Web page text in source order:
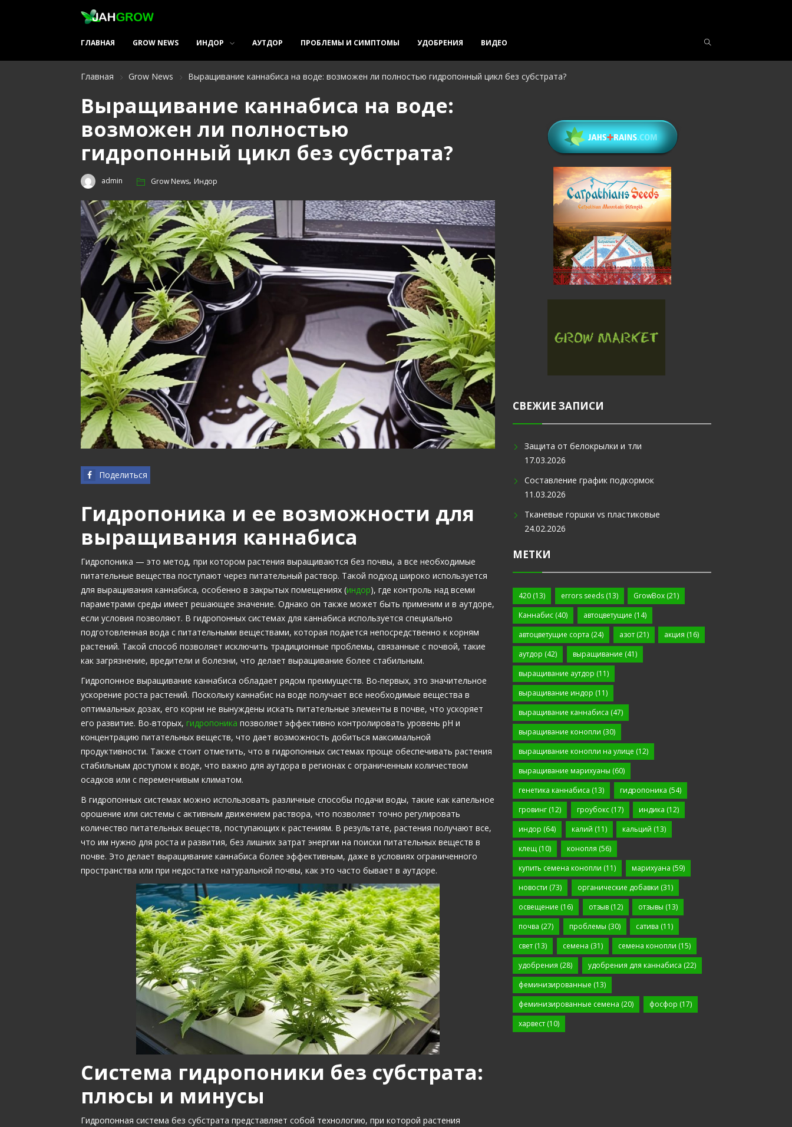
ГЛАВНАЯ GROW NEWS ИНДОР АУТДОР ПРОБЛЕМЫ И СИМПТОМЫ УДОБРЕНИЯ ВИДЕО
Главная Grow News Выращивание каннабиса на воде: возможен ли полностью гидропонный цикл без субстрата?
Выращивание каннабиса на воде:
возможен ли полностью
гидропонный цикл без субстрата?
admin Grow News, Индор
Поделиться
Гидропоника и ее возможности для
выращивания каннабиса
Гидропоника — это метод, при котором растения выращиваются без почвы, а все необходимые
питательные вещества поступают через питательный раствор. Такой подход широко используется
для выращивания каннабиса, особенно в закрытых помещениях (индор), где контроль над всеми
параметрами среды имеет решающее значение. Однако он также может быть применим и в аутдоре,
если условия позволяют. В гидропонных системах для каннабиса используется специально
подготовленная вода с питательными веществами, которая подается непосредственно к корням
растений. Такой способ позволяет исключить традиционные проблемы, связанные с почвой, такие
как загрязнение, вредители и болезни, что делает выращивание более стабильным.
Гидропонное выращивание каннабиса обладает рядом преимуществ. Во-первых, это значительное
ускорение роста растений. Поскольку каннабис на воде получает все необходимые вещества в
оптимальных дозах, его корни не вынуждены искать питательные элементы в почве, что ускоряет
его развитие. Во-вторых, гидропоника позволяет эффективно контролировать уровень pH и
концентрацию питательных веществ, что дает возможность добиться максимальной
продуктивности. Также стоит отметить, что в гидропонных системах проще обеспечивать растения
стабильным доступом к воде, что важно для аутдора в регионах с ограниченным количеством
осадков или с переменчивым климатом.
В гидропонных системах можно использовать различные способы подачи воды, такие как капельное
орошение или системы с активным движением раствора, что позволяет точно регулировать
количество питательных веществ, поступающих к растениям. В результате, растения получают все,
что им нужно для роста и развития, без лишних затрат энергии на поиски питательных веществ в
почве. Это делает выращивание каннабиса более эффективным, даже в условиях ограниченного
пространства или при недостатке натуральной почвы, как это часто бывает в аутдоре.
Система гидропоники без субстрата:
плюсы и минусы
Гидропонная система без субстрата представляет собой технологию, при которой растения
СВЕЖИЕ ЗАПИСИ
Защита от белокрылки и тли
17.03.2026
Составление график подкормок
11.03.2026
Тканевые горшки vs пластиковые
24.02.2026
МЕТКИ
420 (13) errors seeds(13) GrowBox (21)
Каннабис (40) автоцветущие (14)
автоцветущие сорта (24) азот(21) акция (16)
аутдор (42) выращивание (41)
выращивание аутдор (11)
выращивание индор (11)
выращивание каннабиса (47)
выращивание конопли (30)
выращивание конопли на улице (12)
выращивание марихуаны (60)
генетика каннабиса (13) гидропоника (54)
гровинг (12) гроубокс(17) индика (12)
индор (64) калий (11) кальций (13)
клещ (10) конопля (56)
купить семена конопли (11) марихуана (59)
новости (73) органические добавки (31)
освещение (16) отзыв(12) отзывы (13)
почва (27) проблемы (30) сатива (11)
свет (13) семена (31) семена конопли (15)
удобрения (28) удобрения для каннабиса (22)
феминизированные (13)
феминизированные семена (20) фосфор (17)
харвест (10)